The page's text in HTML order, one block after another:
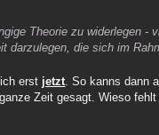
Theorie zu widerlegen -
darzulegen, die sich im
erst jetzt. So kanns dann
Zeit gesagt. Wieso